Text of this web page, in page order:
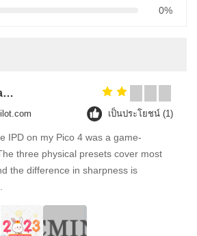
0%
Songshang
เป็นประโยชน์ (1)
IPD on my Pico 4 was a game-
three physical presets cover most
the difference in sharpness is